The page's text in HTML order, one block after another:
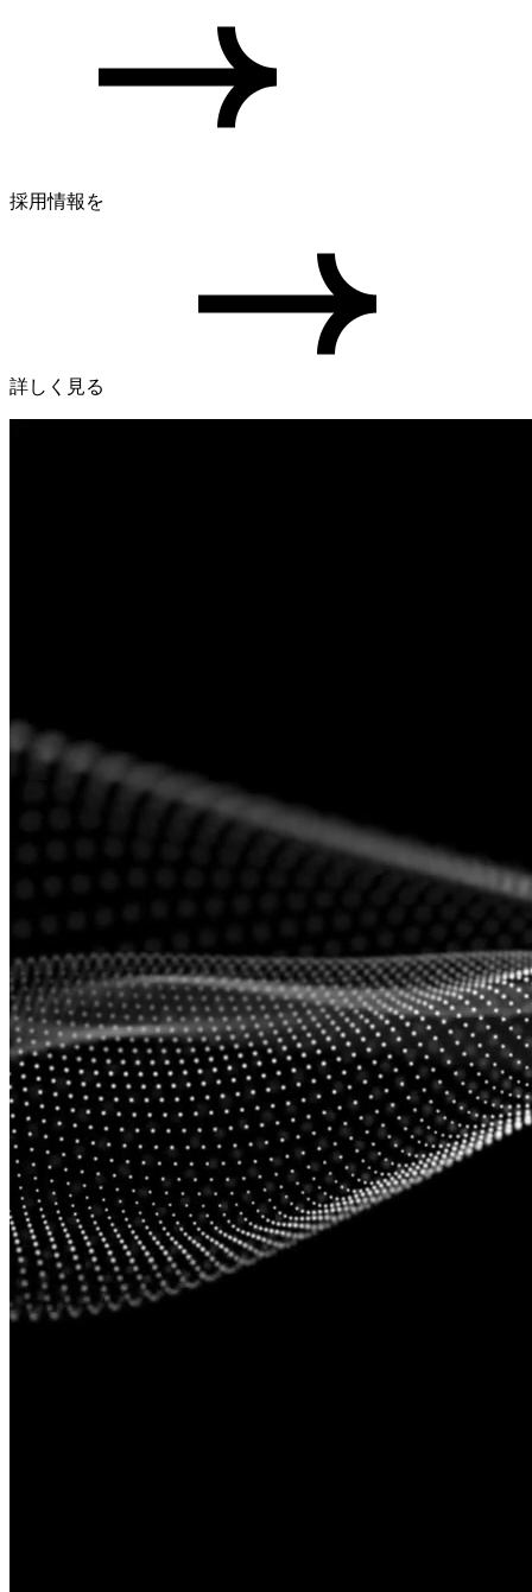
採用情報を
詳しく見る